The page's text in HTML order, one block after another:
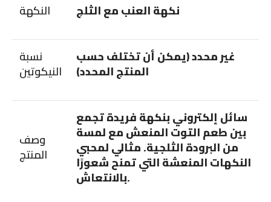
النكهة نكهة العنب مع الثلج
نسبة
النيكوتين
غير محدد (يمكن أن تختلف حسب
المنتج المحدد)
وصف
المنتج
سائل إلكتروني بنكهة فريدة تجمع
بين طعم التوت المنعش مع لمسة
من البرودة الثلجية. مثالي لمحبي
النكهات المنعشة التي تمنح شعورًا
بالانتعاش.